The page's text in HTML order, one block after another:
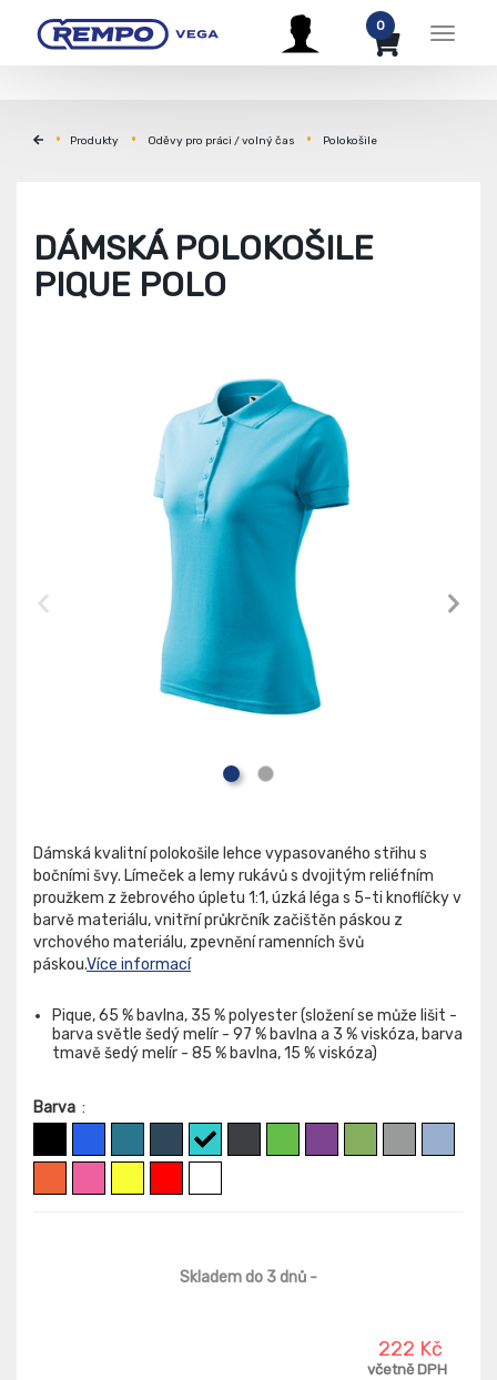
Menu
0
Produkty Oděvy pro práci / volný čas Polokošile
DÁMSKÁ POLOKOŠILE
PIQUE POLO
Dámská kvalitní polokošile lehce vypasovaného střihu s
bočními švy. Límeček a lemy rukávů s dvojitým reliéfním
proužkem z žebrového úpletu 1:1, úzká léga s 5-ti knoflíčky v
barvě materiálu, vnitřní průkrčník začištěn páskou z
vrchového materiálu, zpevnění ramenních švů
páskou.Více informací
Pique, 65 % bavlna, 35 % polyester (složení se může lišit -
barva světle šedý melír - 97 % bavlna a 3 % viskóza, barva
tmavě šedý melír - 85 % bavlna, 15 % viskóza)
Barva :
Skladem do 3 dnů -
222 Kč
včetně DPH